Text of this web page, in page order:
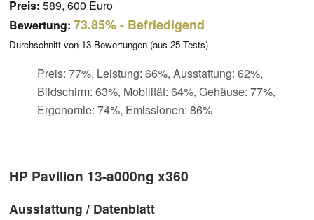
Preis: 589, 600 Euro
Bewertung: 73.85%- Befriedigend
Durchschnitt von 13 Bewertungen (aus 25 Tests)
Preis: 77%, Leistung: 66%, Ausstattung: 62%,
Bildschirm: 63%, Mobilität: 64%, Gehäuse: 77%,
Ergonomie: 74%, Emissionen: 86%
HP Pavilion 13-a000ng x360
Ausstattung / Datenblatt